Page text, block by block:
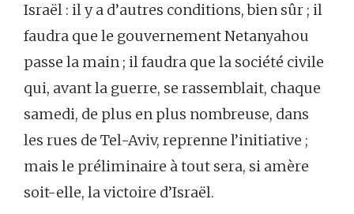
Israël : il y a d’autres conditions, bien sûr ; il
faudra que le gouvernement Netanyahou
passe la main ; il faudra que la société civile
qui, avant la guerre, se rassemblait, chaque
samedi, de plus en plus nombreuse, dans
les rues de Tel-Aviv, reprenne l’initiative ;
mais le préliminaire à tout sera, si amère
soit-elle, la victoire d’Israël.